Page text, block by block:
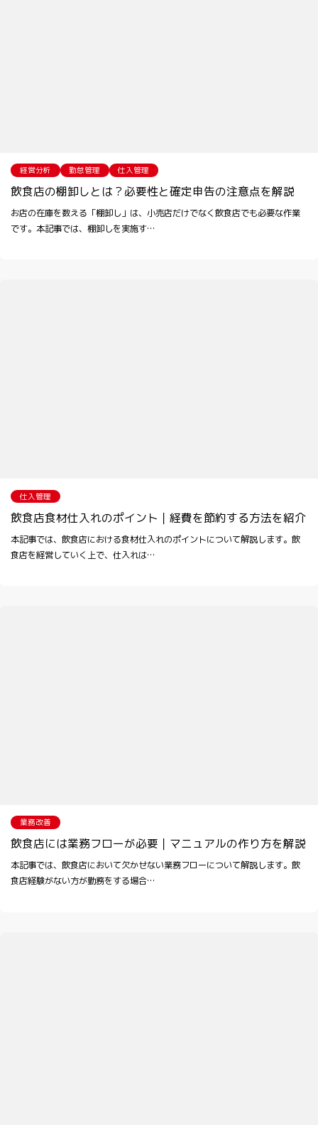
経営分析 勤怠管理 仕入管理
飲食店の棚卸しとは？必要性と確定申告の注意点を解説
お店の在庫を数える「棚卸し」は、小売店だけでなく飲食店でも必要な作業
です。本記事では、棚卸しを実施す…
仕入管理
飲食店食材仕入れのポイント｜経費を節約する方法を紹介
本記事では、飲食店における食材仕入れのポイントについて解説します。飲
食店を経営していく上で、仕入れは…
業務改善
飲食店には業務フローが必要｜マニュアルの作り方を解説
本記事では、飲食店において欠かせない業務フローについて解説します。飲
食店経験がない方が勤務をする場合…